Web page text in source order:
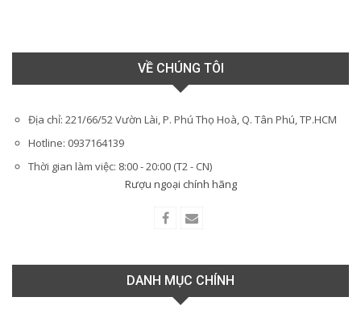
VỀ CHÚNG TÔI
Địa chỉ: 221/66/52 Vườn Lài, P. Phú Thọ Hoà, Q. Tân Phú, TP.HCM
Hotline: 0937164139
Thời gian làm việc: 8:00 - 20:00 (T2 - CN)
Rượu ngoại chính hãng
DANH MỤC CHÍNH